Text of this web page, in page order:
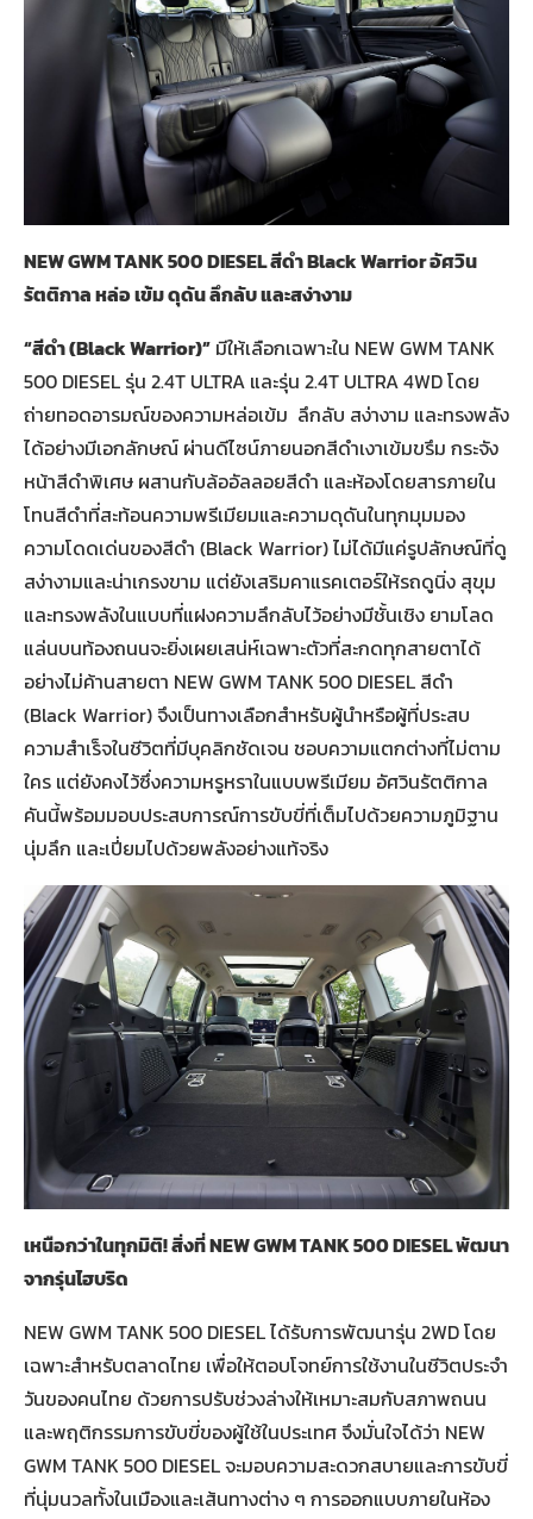
NEW GWM TANK 500 DIESEL สีดำ Black Warrior อัศวิน
รัตติกาล หล่อ เข้ม ดุดัน ลึกลับ และสง่างาม
“สีดำ(Black Warrior)” มีให้เลือกเฉพาะใน NEW GWM TANK
500 DIESEL รุ่น 2.4T ULTRA และรุ่น 2.4T ULTRA 4WD โดย
ถ่ายทอดอารมณ์ของความหล่อเข้ม ลึกลับ สง่างาม และทรงพลัง
ได้อย่างมีเอกลักษณ์ ผ่านดีไซน์ภายนอกสีดำเงาเข้มขรึม กระจัง
หน้าสีดำพิเศษ ผสานกับล้ออัลลอยสีดำ และห้องโดยสารภายใน
โทนสีดำที่สะท้อนความพรีเมียมและความดุดันในทุกมุมมอง
ความโดดเด่นของสีดำ (Black Warrior) ไม่ได้มีแค่รูปลักษณ์ที่ดู
สง่างามและน่าเกรงขาม แต่ยังเสริมคาแรคเตอร์ให้รถดูนิ่ง สุขุม
และทรงพลังในแบบที่แฝงความลึกลับไว้อย่างมีชั้นเชิง ยามโลด
แล่นบนท้องถนนจะยิ่งเผยเสน่ห์เฉพาะตัวที่สะกดทุกสายตาได้
อย่างไม่ค้านสายตา NEW GWM TANK 500 DIESEL สีดำ
(Black Warrior) จึงเป็นทางเลือกสำหรับผู้นำหรือผู้ที่ประสบ
ความสำเร็จในชีวิตที่มีบุคลิกชัดเจน ชอบความแตกต่างที่ไม่ตาม
ใคร แต่ยังคงไว้ซึ่งความหรูหราในแบบพรีเมียม อัศวินรัตติกาล
คันนี้พร้อมมอบประสบการณ์การขับขี่ที่เต็มไปด้วยความภูมิฐาน
นุ่มลึก และเปี่ยมไปด้วยพลังอย่างแท้จริง
เหนือกว่าในทุกมิติ! สิ่งที่NEW GWM TANK 500 DIESEL พัฒนา
จากรุ่นไฮบริด
NEW GWM TANK 500 DIESEL ได้รับการพัฒนารุ่น 2WD โดย
เฉพาะสำหรับตลาดไทย เพื่อให้ตอบโจทย์การใช้งานในชีวิตประจำ
วันของคนไทย ด้วยการปรับช่วงล่างให้เหมาะสมกับสภาพถนน
และพฤติกรรมการขับขี่ของผู้ใช้ในประเทศ จึงมั่นใจได้ว่า NEW
GWM TANK 500 DIESEL จะมอบความสะดวกสบายและการขับขี่
ที่นุ่มนวลทั้งในเมืองและเส้นทางต่าง ๆ การออกแบบภายในห้อง